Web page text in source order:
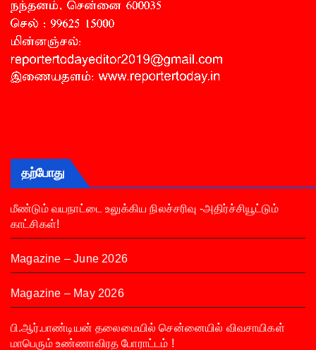
தற்போது
மீண்டும் வயநாட்டை உலுக்கிய நிலச்சரிவு -அதிர்ச்சியூட்டும்
காட்சிகள்!
Magazine – June 2026
Magazine – May 2026
பி.ஆர்.பாண்டியன் தலைமையில் சென்னையில் விவசாயிகள்
மாபெரும் உண்ணாவிரத போராட்டம் !